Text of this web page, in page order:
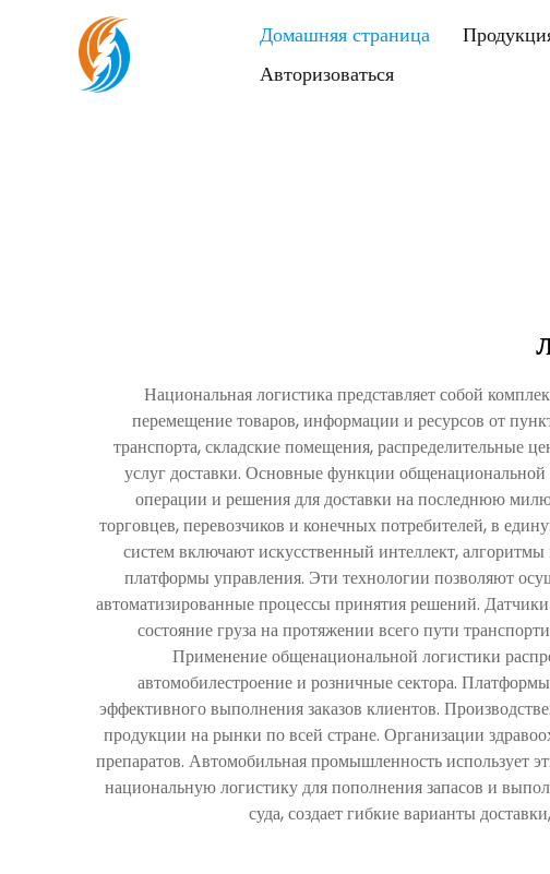
Домашняя страница
Авторизоваться
Национальная логистика представляет собой
перемещение товаров, информации и ресурсов от
транспорта, складские помещения, распределительные
услуг доставки. Основные функции общенациональной
операции и решения для доставки на последнюю
торговцев, перевозчиков и конечных потребителей, в
систем включают искусственный интеллект,
платформы управления. Эти технологии позволяют
автоматизированные процессы принятия решений.
состояние груза на протяжении всего пути
Применение общенациональной логистики
автомобилестроение и розничные сектора.
эффективного выполнения заказов клиентов.
продукции на рынки по всей стране. Организации
препаратов. Автомобильная промышленность использует
национальную логистику для пополнения запасов и
суда, создает гибкие варианты